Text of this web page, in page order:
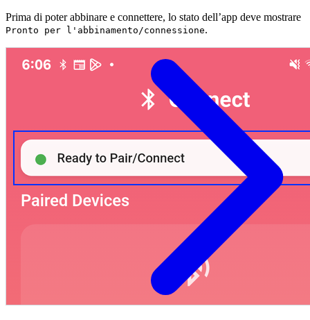
Prima di poter abbinare e connettere, lo stato dell’app deve mostrare
Pronto per l'abbinamento/connessione.